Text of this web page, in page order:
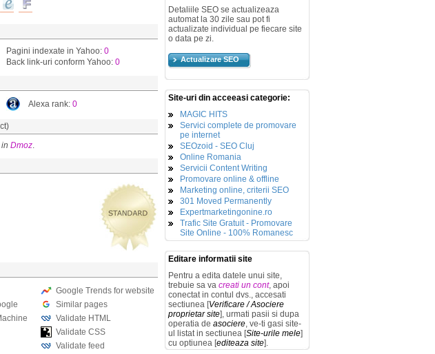
Pagini indexate in Yahoo: 0
Back link-uri conform Yahoo: 0
Alexa rank: 0
in Dmoz.
Google Trends for website
Similar pages
Validate HTML
Validate CSS
Validate feed
Detaliile SEO se actualizeaza
automat la 30 zile sau pot fi
actualizate individual pe fiecare site
o data pe zi.
Actualizare SEO
Site-uri din acceeasi categorie:
MAGIC HITS
Servici complete de promovare
pe internet
SEOzoid - SEO Cluj
Online Romania
Servicii Content Writing
Promovare online & offline
Marketing online, criterii SEO
301 Moved Permanently
Expertmarketingonine.ro
Trafic Site Gratuit - Promovare
Site Online - 100% Romanesc
Editare informatii site
Pentru a edita datele unui site,
trebuie sa va creati un cont, apoi
conectat in contul dvs., accesati
sectiunea [Verificare / Asociere
proprietar site], urmati pasii si dupa
operatia de asociere, ve-ti gasi site-
ul listat in sectiunea [Site-urile mele]
cu optiunea [editeaza site].